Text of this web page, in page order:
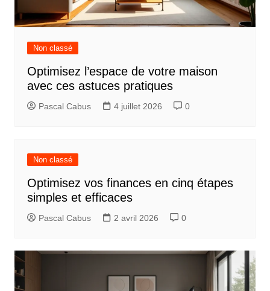
n
Non classé
Optimisez l’espace de votre maison
avec ces astuces pratiques
Pascal Cabus 4 juillet 2026 0
Non classé
Optimisez vos finances en cinq étapes
simples et efficaces
Pascal Cabus 2 avril 2026 0